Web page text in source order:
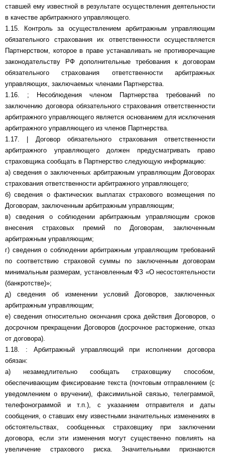
ставшей ему известной в результате осуществления деятельности
в качестве арбитражного управляющего.
1.15. Контроль за осуществлением арбитражным управляющим
обязательного страхования их ответственности осуществляется
Партнерством, которое в праве устанавливать не противоречащие
законодательству РФ дополнительные требования к договорам
обязательного страхования ответственности арбитражных
управляющих, заключаемых членами Партнерства.
1.16. ; Несоблюдения членом Партнерства требований по
заключению договора обязательного страхования ответственности
арбитражного управляющего является основанием для исключения
арбитражного управляющего из членов Партнерства.
1.17. | Договор обязательного страхования ответственности
арбитражного управляющего должен предусматривать право
страховщика сообщать в Партнерство следующую информацию:
а) сведения о заключенных арбитражным управляющим Договорах
страхования ответственности арбитражного управляющего;
б) сведения о фактических выплатах страхового возмещения по
Договорам, заключенным арбитражным управляющим;
в) сведения о соблюдении арбитражным управляющим сроков
внесения страховых премий по Договорам, заключенным
арбитражным управляющим;
г) сведения о соблюдении арбитражным управляющим требований
по соответствию страховой суммы по заключенным договорам
минимальным размерам, установленным ФЗ «О несостоятельности
(банкротстве)»;
д) сведения об изменении условий Договоров, заключенных
арбитражным управляющим;
е) сведения относительно окончания срока действия Договоров, о
досрочном прекращении Договоров (досрочное расторжение, отказ
от договора).
1.18. : Арбитражный управляющий при исполнении договора
обязан:
а) незамедлительно сообщать страховщику способом,
обеспечивающим фиксирование текста (почтовым отправлением (с
уведомлением о вручении), факсимильной связью, телеграммой,
телефонограммой и т.п.), с указанием отправителя и даты
сообщения, о ставших ему известными значительных изменениях в
обстоятельствах, сообщенных страховщику при заключении
договора, если эти изменения могут существенно повлиять на
увеличение страхового риска. Значительными признаются